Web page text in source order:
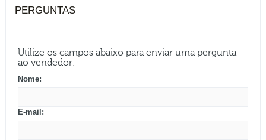
PERGUNTAS
Utilize os campos abaixo para enviar uma pergunta
ao vendedor:
Nome:
E-mail: